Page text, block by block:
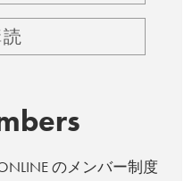
のメンバー制度